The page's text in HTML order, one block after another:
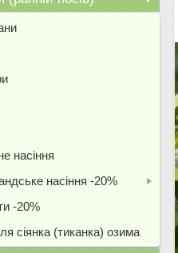
+
насіння
насіння -20%
-20%
сіянка (тиканка) озима